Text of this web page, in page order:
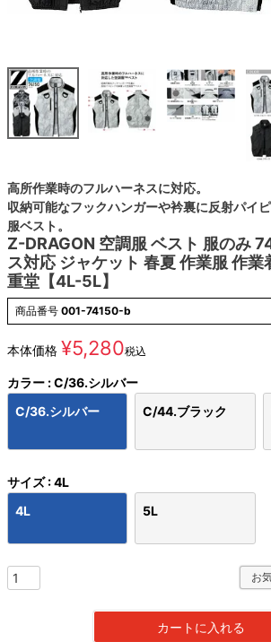
高所作業時のフルハーネスに対応。
収納可能なフックハンガーや衿裏に反射パイ
服ベスト。
Z-DRAGON 空調服 ベスト 服のみ
ス対応 ジャケット 春夏 作業服 作業
重堂【4L-5L】
商品番号 001-74150-b
本体価格 ¥5,280税込
カラー C/36.シルバー
C/36.シルバー
C/44.ブラック
サイズ 4L
4L
5L
お
カートに入れる